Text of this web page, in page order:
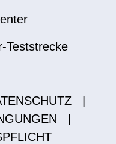
Teststrecke